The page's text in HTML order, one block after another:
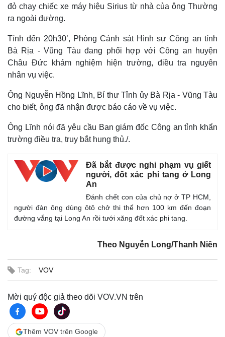
Infographic
đỏ chạy chiếc xe máy hiệu Sirius từ nhà của ông Thường
ra ngoài đường.
Tính đến 20h30’, Phòng Cảnh sát Hình sự Công an tỉnh
Bà Rịa - Vũng Tàu đang phối hợp với Công an huyện
Châu Đức khám nghiệm hiện trường, điều tra nguyên
nhân vụ việc.
Ông Nguyễn Hồng Lĩnh, Bí thư Tỉnh ủy Bà Rịa - Vũng Tàu
cho biết, ông đã nhận được báo cáo về vụ việc.
Ông Lĩnh nói đã yêu cầu Ban giám đốc Công an tỉnh khẩn
trường điều tra, truy bắt hung thủ./.
Đã bắt được nghi phạm vụ giết
người, đốt xác phi tang ở Long
An
Đánh chết con của chủ nợ ở TP HCM,
người đàn ông dùng ôtô chở thi thể hơn 100 km đến đoạn
đường vắng tại Long An rồi tưới xăng đốt xác phi tang.
Theo Nguyễn Long/Thanh Niên
Tag: VOV
Mời quý độc giả theo dõi VOV.VN trên
Thêm VOV trên Google